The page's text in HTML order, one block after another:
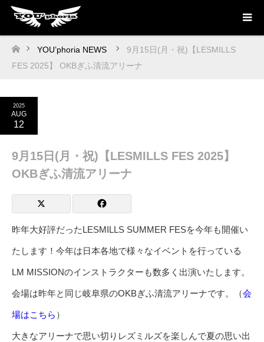
ホーム
YOU’phoria NEWS
9月15日(月・祝)【LESMILLS
FES 2025】 OKBぎふ清流アリーナ
2025
AUG
12
9月15日(月・祝)【LESMILLS FES 2025】
OKBぎふ清流アリーナ
昨年大好評だったLESMILLS SUMMER FESを今年も開催い
たします！今年は日本各地で様々なイベントを行っている
LM MISSIONのインストラクターも数多く出演いたします。
会場は昨年と同じ岐阜県のOKBぎふ清流アリーナです。（会
場はこちら ）
大きなアリーナで思い切りレズミルズを楽しんで夏の思い出